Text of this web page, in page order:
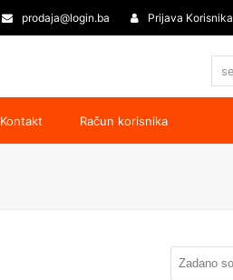
prodaja@login.ba Prijava Korisnika
Kontakt Račun korisnika